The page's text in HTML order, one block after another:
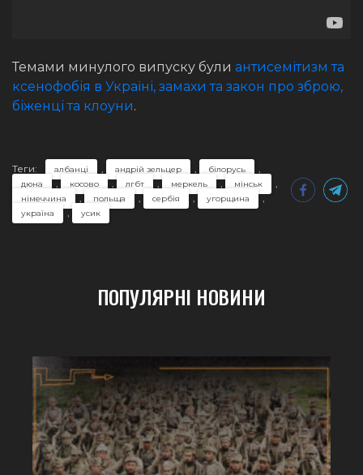
Темами минулого випуску були антисемітизм та
ксенофобія в Україні, замахи та закон про зброю,
біженці та клоуни.
Теги: албанці , андрій зельцер , білорусь ,
дюна , косово , лгбт , меркель , мінськ ,
німеччина , польща , сербія , угорщина ,
україна , усик
ПОПУЛЯРНІ НОВИНИ